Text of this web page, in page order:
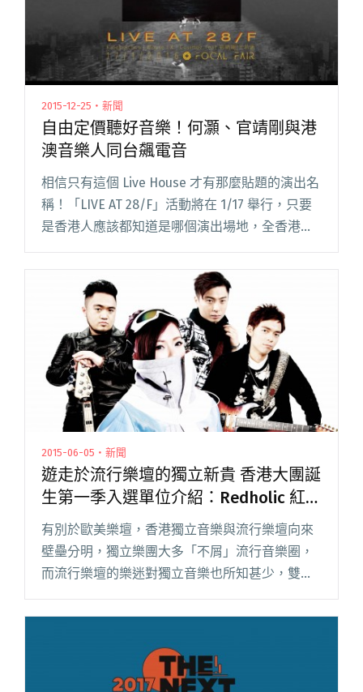
2015-12-25・新聞
自由定價聽好音樂！何灝、官靖剛與港
澳音樂人同台飆電音
相信只有這個 Live House 才有那麼貼題的演出名
稱！「LIVE AT 28/F」活動將在 1/17 舉行，只要
是香港人應該都知道是哪個演出場地，全香港只
有一個場地在 28 樓，那就是在銅鑼灣的 Focal
Fair。 簡簡單單叫做「閱讀全文 "自由定價聽好音
樂！何灝、官靖剛與港澳音樂人同台飆電音"
2015-06-05・新聞
遊走於流行樂壇的獨立新貴 香港大團誕
生第一季入選單位介紹：Redholic 紅迷
樂團
有別於歐美樂壇，香港獨立音樂與流行樂壇向來
壁壘分明，獨立樂團大多「不屑」流行音樂圈，
而流行樂壇的樂迷對獨立音樂也所知甚少，雙方
河水不犯井水。但其實歷史上很多香港樂團一開
始以獨立身分出道，慢慢受大眾喜愛進而成為流
行樂壇的獨立新貴 香港大團誕生第一季入選單位
介紹：Redholic 紅迷樂團"